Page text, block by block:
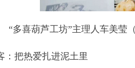
“多喜葫芦工坊”主理人车美莹
把热爱扎进泥土里